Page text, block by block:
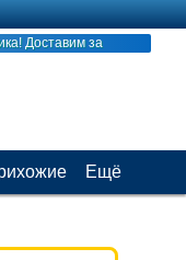
Доставим за
Ещё